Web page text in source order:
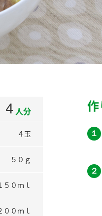
4 人分
４玉
５０ｇ
５０ｍｌ
００ｍｌ
作
１
２